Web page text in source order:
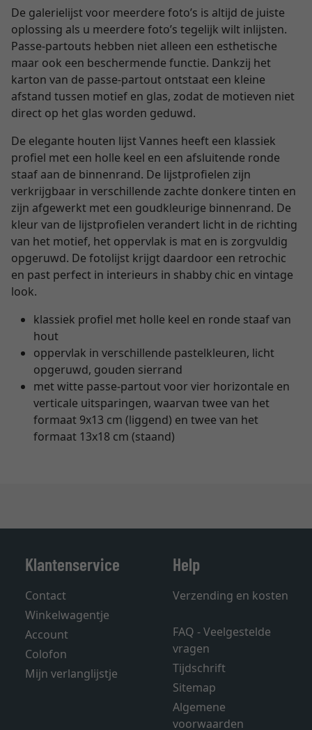
De galerielijst voor meerdere foto’s is altijd de juiste
oplossing als u meerdere foto’s tegelijk wilt inlijsten.
Passe-partouts hebben niet alleen een esthetische
maar ook een beschermende functie. Dankzij het
karton van de passe-partout ontstaat een kleine
afstand tussen motief en glas, zodat de motieven niet
direct op het glas worden geduwd.
De elegante houten lijst Vannes heeft een klassiek
profiel met een holle keel en een afsluitende ronde
staaf aan de binnenrand. De lijstprofielen zijn
verkrijgbaar in verschillende zachte donkere tinten en
zijn afgewerkt met een goudkleurige binnenrand. De
kleur van de lijstprofielen verandert licht in de richting
van het motief, het oppervlak is mat en is zorgvuldig
opgeruwd. De fotolijst krijgt daardoor een retrochic
en past perfect in interieurs in shabby chic en vintage
look.
klassiek profiel met holle keel en ronde staaf van
hout
oppervlak in verschillende pastelkleuren, licht
opgeruwd, gouden sierrand
met witte passe-partout voor vier horizontale en
verticale uitsparingen, waarvan twee van het
formaat 9x13 cm (liggend) en twee van het
formaat 13x18 cm (staand)
Klantenservice
Contact
Winkelwagentje
Account
Colofon
Mijn verlanglijstje
Help
Verzending en kosten
FAQ - Veelgestelde
vragen
Tijdschrift
Sitemap
Algemene
voorwaarden